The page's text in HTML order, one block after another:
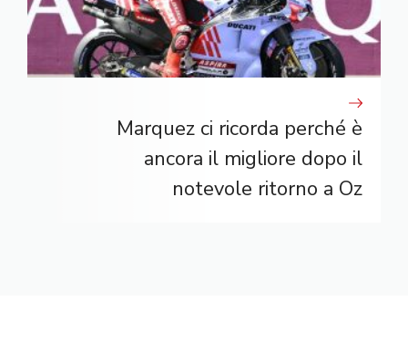
Marquez ci ricorda perché è
ancora il migliore dopo il
notevole ritorno a Oz